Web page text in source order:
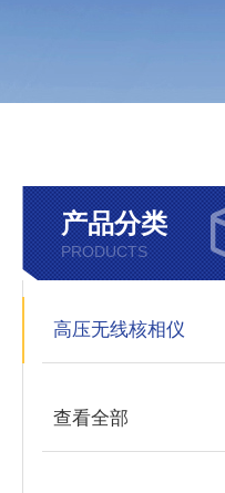
产品分类
PRODUCTS
高压无线核相仪
查看全部